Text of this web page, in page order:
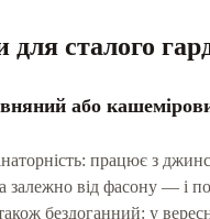
сталого
або
працює з
залежно від фасону — і
бездоганний: у